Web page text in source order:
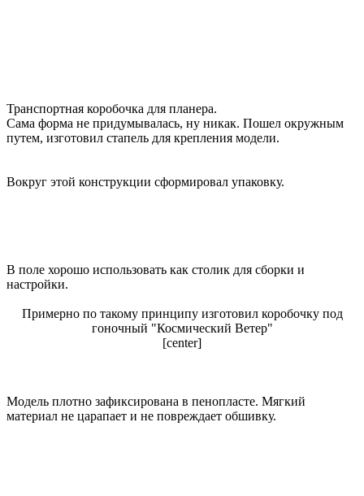
Транспортная коробочка для планера.
Сама форма не придумывалась, ну никак. Пошел окружным
путем, изготовил стапель для крепления модели.
Вокруг этой конструкции сформировал упаковку.
В поле хорошо использовать как столик для сборки и
настройки.
Примерно по такому принципу изготовил коробочку под
гоночный "Космический Ветер"
[center]
Модель плотно зафиксирована в пенопласте. Мягкий
материал не царапает и не повреждает обшивку.